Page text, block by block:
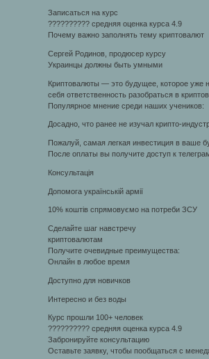
Записаться на курс
?????????? средняя оценка курса 4.9
Почему важно заполнять тему криптовалют
Сергей Родинов, продюсер курсу
Украинцы должны быть умными
Криптовалюты — это будущее, которое уже
себя ответственность разобраться в
Популярное мнение среди наших учеников:
Досадно, что ранее не изучал крипто-
Пожалуй, самая легкая инвестиция в ваше
После оплаты вы получите доступ к
Консультація
Допомога українській армії
10% коштів спрямовуємо на потреби ЗСУ
Сделайте шаг навстречу
криптовалютам
Получите очевидные преимущества:
Онлайн в любое время
Доступно для новичков
Интересно и без воды
Курс прошли 100+ человек
?????????? средняя оценка курса 4.9
Забронируйте консультацию
Оставьте заявку, чтобы пообщаться с